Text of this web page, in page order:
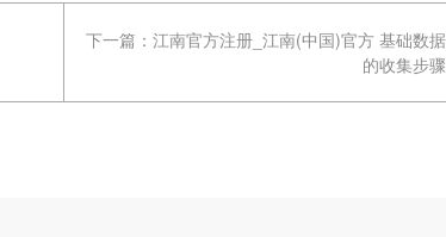
下一篇： 江南官方注册_江南(中国)官方 基础数据
的收集步骤